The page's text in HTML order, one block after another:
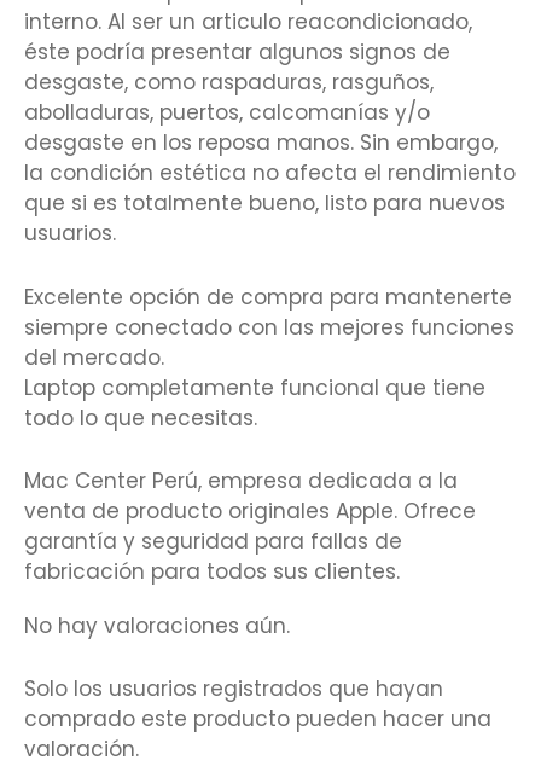
interno. Al ser un articulo reacondicionado,
éste podría presentar algunos signos de
desgaste, como raspaduras, rasguños,
abolladuras, puertos, calcomanías y/o
desgaste en los reposa manos. Sin embargo,
la condición estética no afecta el rendimiento
que si es totalmente bueno, listo para nuevos
usuarios.
Excelente opción de compra para mantenerte
siempre conectado con las mejores funciones
del mercado.
Laptop completamente funcional que tiene
todo lo que necesitas.
Mac Center Perú, empresa dedicada a la
venta de producto originales Apple. Ofrece
garantía y seguridad para fallas de
fabricación para todos sus clientes.
No hay valoraciones aún.
Solo los usuarios registrados que hayan
comprado este producto pueden hacer una
valoración.